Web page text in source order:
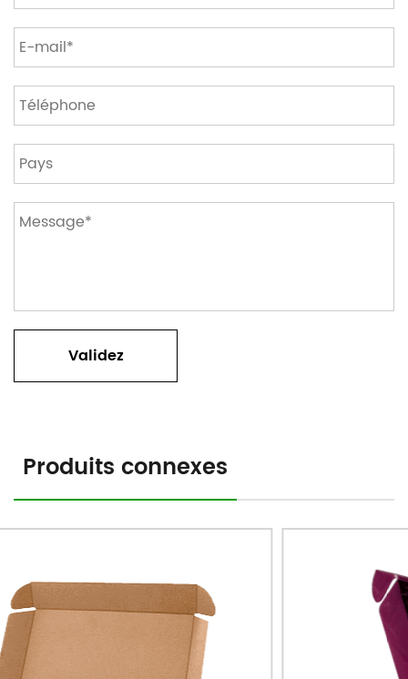
Produits connexes